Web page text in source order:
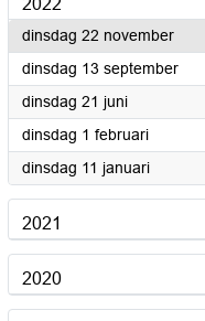
2022
dinsdag 22 november2022
dinsdag 13 september2022
dinsdag 21 juni2022
dinsdag 1 februari2022
dinsdag 11 januari2022
2021
2020